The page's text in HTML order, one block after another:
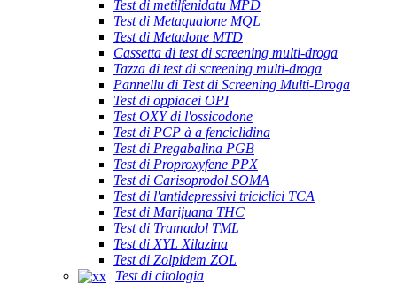
Test di metilfenidatu MPD
Test di Metaqualone MQL
Test di Metadone MTD
Cassetta di test di screening multi-droga
Tazza di test di screening multi-droga
Pannellu di Test di Screening Multi-Droga
Test di oppiacei OPI
Test OXY di l'ossicodone
Test di PCP à a fenciclidina
Test di Pregabalina PGB
Test di Proproxyfene PPX
Test di Carisoprodol SOMA
Test di l'antidepressivi triciclici TCA
Test di Marijuana THC
Test di Tramadol TML
Test di XYL Xilazina
Test di Zolpidem ZOL
Test di citologia